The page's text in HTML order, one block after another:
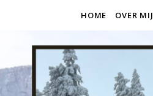
HOME OVER MIJ